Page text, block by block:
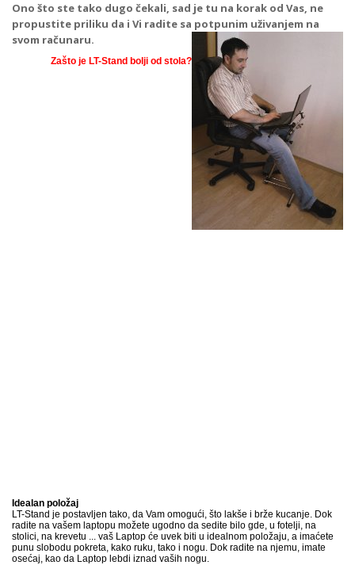
Ono što ste tako dugo čekali, sad je tu na korak od Vas, ne
propustite priliku da i Vi radite sa potpunim uživanjem na
svom računaru.
Zašto je LT-Stand bolji od stola?
Idealan položaj
LT-Stand je postavljen tako, da Vam omogući, što lakše i brže kucanje. Dok
radite na vašem laptopu možete ugodno da sedite bilo gde, u fotelji, na
stolici, na krevetu ... vaš Laptop će uvek biti u idealnom položaju, a imaćete
punu slobodu pokreta, kako ruku, tako i nogu. Dok radite na njemu, imate
osećaj, kao da Laptop lebdi iznad vaših nogu.